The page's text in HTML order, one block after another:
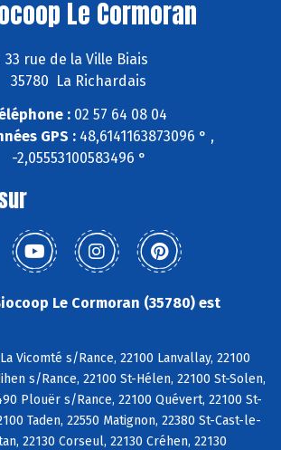
Le Cormoran
33 rue de la Ville Biais
35780 La Richardais
: 02 57 64 08 04
GPS :48,6141163873096 ° ,
-2,05553100583496 °
Le Cormoran (35780) est
Vicomté s/Rance, 22100 Lanvallay, 22100
s/Rance, 22100 St-Hélen, 22100 St-Solen,
Plouër s/Rance, 22100 Quévert, 22100 St-
Taden, 22550 Matignon, 22380 St-Cast-le-
22130 Corseul, 22130 Créhen, 22130